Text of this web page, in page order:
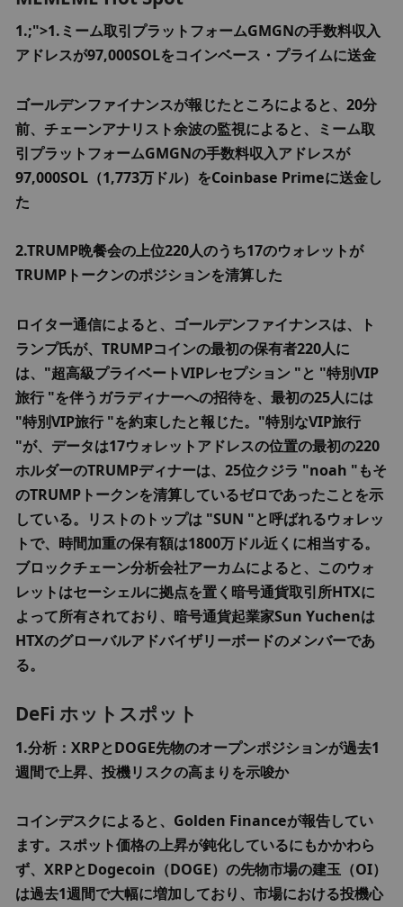
1.;">1.ミーム取引プラットフォームGMGNの手数料収入
アドレスが97,000SOLをコインベース・プライムに送金
ゴールデンファイナンスが報じたところによると、20分
前、チェーンアナリスト余波の監視によると、ミーム取
引プラットフォームGMGNの手数料収入アドレスが
97,000SOL（1,773万ドル）をCoinbase Primeに送金し
た
2.TRUMP晩餐会の上位220人のうち17のウォレットが
TRUMPトークンのポジションを清算した
ロイター通信によると、ゴールデンファイナンスは、ト
ランプ氏が、TRUMPコインの最初の保有者220人に
は、"超高級プライベートVIPレセプション "と "特別VIP
旅行 "を伴うガラディナーへの招待を、最初の25人には
"特別VIP旅行 "を約束したと報じた。"特別なVIP旅行
"が、データは17ウォレットアドレスの位置の最初の220
ホルダーのTRUMPディナーは、25位クジラ "noah "もそ
のTRUMPトークンを清算しているゼロであったことを示
している。リストのトップは "SUN "と呼ばれるウォレッ
トで、時間加重の保有額は1800万ドル近くに相当する。
ブロックチェーン分析会社アーカムによると、このウォ
レットはセーシェルに拠点を置く暗号通貨取引所HTXに
よって所有されており、暗号通貨起業家Sun Yuchenは
HTXのグローバルアドバイザリーボードのメンバーであ
る。
DeFi ホットスポット
1.分析：XRPとDOGE先物のオープンポジションが過去1
週間で上昇、投機リスクの高まりを示唆か
コインデスクによると、Golden Financeが報告してい
ます。スポット価格の上昇が鈍化しているにもかかわら
ず、XRPとDogecoin（DOGE）の先物市場の建玉（OI）
は過去1週間で大幅に増加しており、市場における投機心